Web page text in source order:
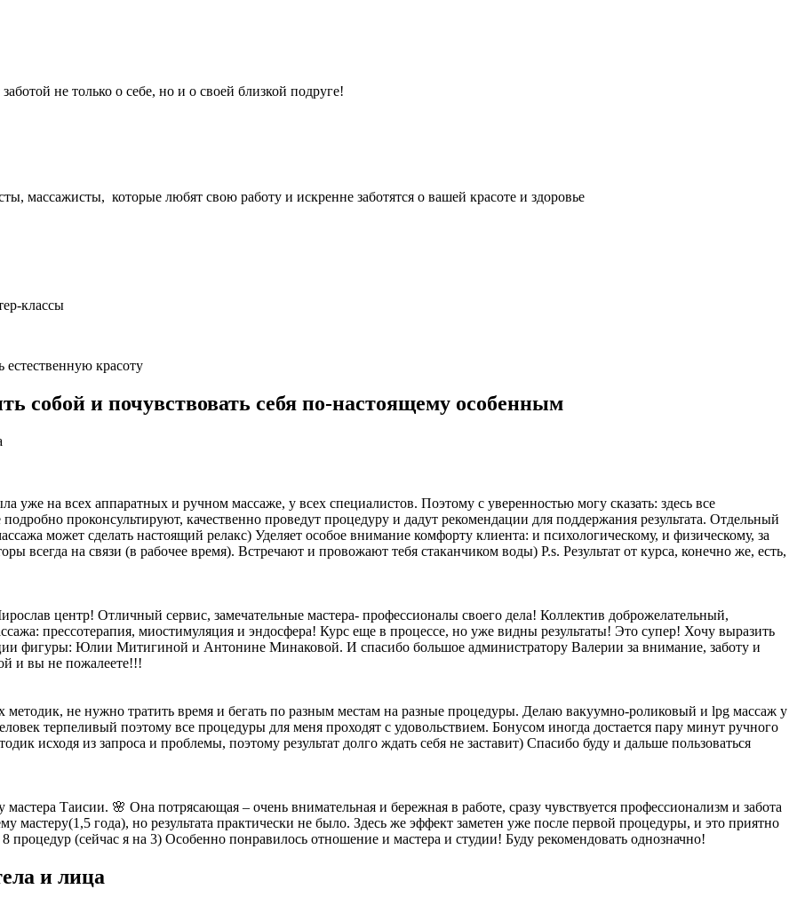
не только о себе, но и о своей близкой подруге!
массажисты, которые любят свою работу и искренне заботятся о вашей красоте и здоровье
классы
красоту
собой и почувствовать себя по-настоящему особенным
на всех аппаратных и ручном массаже, у всех специалистов. Поэтому с уверенностью могу сказать: здесь все
проконсультируют, качественно проведут процедуру и дадут рекомендации для поддержания результата. Отдельный
может сделать настоящий релакс) Уделяет особое внимание комфорту клиента: и психологическому, и физическому, за
всегда на связи (в рабочее время). Встречают и провожают тебя стаканчиком воды) P.s. Результат от курса, конечно же, есть,
центр! Отличный сервис, замечательные мастера- профессионалы своего дела! Коллектив доброжелательный,
прессотерапия, миостимуляция и эндосфера! Курс еще в процессе, но уже видны результаты! Это супер! Хочу выразить
фигуры: Юлии Митигиной и Антонине Минаковой. И спасибо большое администратору Валерии за внимание, заботу и
и вы не пожалеете!!!
не нужно тратить время и бегать по разным местам на разные процедуры. Делаю вакуумно-роликовый и lpg массаж у
терпеливый поэтому все процедуры для меня проходят с удовольствием. Бонусом иногда достается пару минут ручного
исходя из запроса и проблемы, поэтому результат долго ждать себя не заставит) Спасибо буду и дальше пользоваться
Таисии. 🌸 Она потрясающая – очень внимательная и бережная в работе, сразу чувствуется профессионализм и забота
мастеру(1,5 года), но результата практически не было. Здесь же эффект заметен уже после первой процедуры, и это приятно
процедур (сейчас я на 3) Особенно понравилось отношение и мастера и студии! Буду рекомендовать однозначно!
и лица